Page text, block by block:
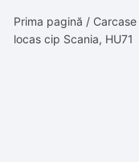
Prima pagină /
locas cip Scania, HU71